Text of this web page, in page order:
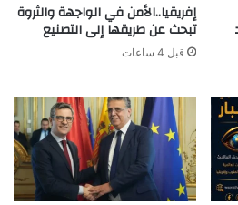
إفريقيا..الأمن في الواجهة والثروة
تبحث عن طريقها إلى التصنيع
قبل 4 ساعات